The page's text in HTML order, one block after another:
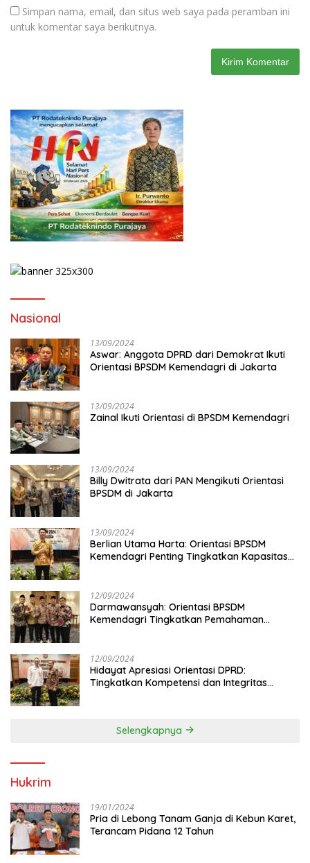
Simpan nama, email, dan situs web saya pada peramban ini
untuk komentar saya berikutnya.
Nasional
13/09/2024
Aswar: Anggota DPRD dari Demokrat Ikuti
Orientasi BPSDM Kemendagri di Jakarta
13/09/2024
Zainal Ikuti Orientasi di BPSDM Kemendagri
13/09/2024
Billy Dwitrata dari PAN Mengikuti Orientasi
BPSDM di Jakarta
13/09/2024
Berlian Utama Harta: Orientasi BPSDM
Kemendagri Penting Tingkatkan Kapasitas
12/09/2024
Darmawansyah: Orientasi BPSDM
Kemendagri Tingkatkan Pemahaman
12/09/2024
Hidayat Apresiasi Orientasi DPRD:
Tingkatkan Kompetensi dan Integritas
Selengkapnya
Hukrim
19/01/2024
Pria di Lebong Tanam Ganja di Kebun Karet,
Terancam Pidana 12 Tahun